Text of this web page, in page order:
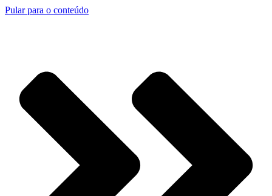
Pular para o conteúdo